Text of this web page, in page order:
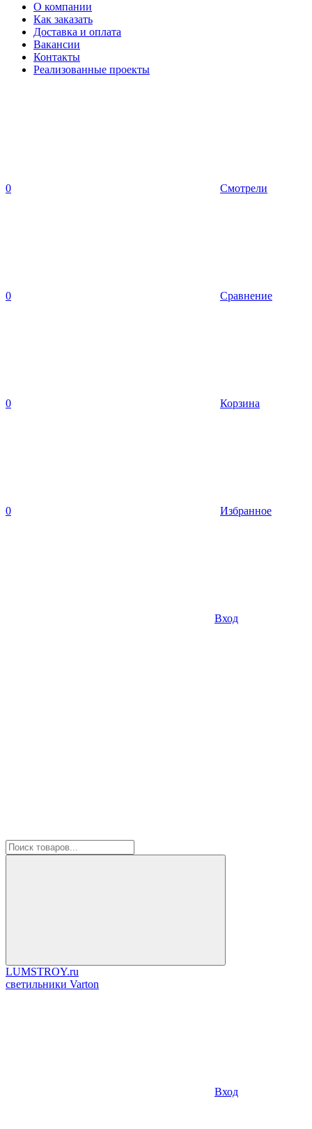
О компании
Как заказать
Доставка и оплата
Вакансии
Контакты
Реализованные проекты
0 Смотрели
0 Сравнение
0 Корзина
0 Избранное
Вход
LUMSTROY.ru
cветильники Varton
Вход